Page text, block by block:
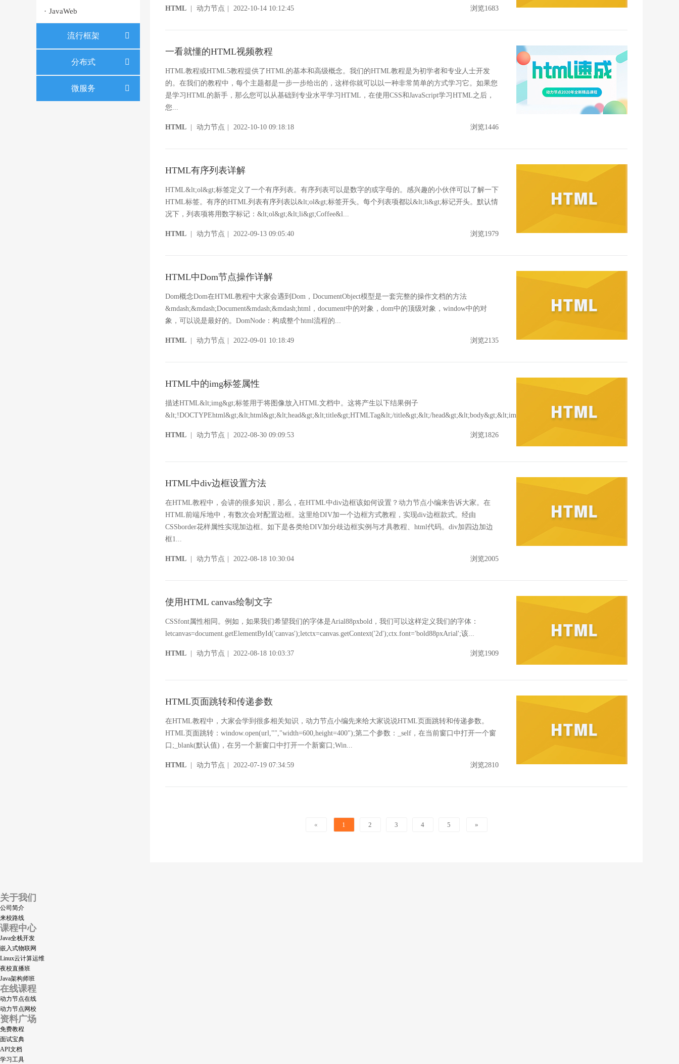
· JavaWeb
流行框架
分布式
微服务
HTML 动力节点 2022-10-14 10:12:45 浏览1683
一看就懂的HTML视频教程
HTML教程或HTML5教程提供了HTML的基本和高级概念。我们的HTML教程是为初学者和专业人士开发
的。在我们的教程中，每个主题都是一步一步给出的，这样你就可以以一种非常简单的方式学习它。如果您
是学习HTML的新手，那么您可以从基础到专业水平学习HTML，在使用CSS和JavaScript学习HTML之后，
您...
HTML 动力节点 2022-10-10 09:18:18 浏览1446
HTML有序列表详解
HTML&lt;ol&gt;标签定义了一个有序列表。有序列表可以是数字的或字母的。感兴趣的小伙伴可以了解一下
HTML标签。有序的HTML列表有序列表以&lt;ol&gt;标签开头。每个列表项都以&lt;li&gt;标记开头。默认情
况下，列表项将用数字标记：&lt;ol&gt;&lt;li&gt;Coffee&l...
HTML 动力节点 2022-09-13 09:05:40 浏览1979
HTML中Dom节点操作详解
Dom概念Dom在HTML教程中大家会遇到Dom，DocumentObject模型是一套完整的操作文档的方法
&mdash;&mdash;Document&mdash;&mdash;html，document中的对象，dom中的顶级对象，window中的对
象，可以说是最好的。DomNode：构成整个html流程的...
HTML 动力节点 2022-09-01 10:18:49 浏览2135
HTML中的img标签属性
描述HTML&lt;img&gt;标签用于将图像放入HTML文档中。这将产生以下结果例子
&lt;!DOCTYPEhtml&gt;&lt;html&gt;&lt;head&gt;&lt;title&gt;HTMLTag&lt;/title&gt;&lt;/head&gt;&lt;body&gt;&lt;imgsr...
HTML 动力节点 2022-08-30 09:09:53 浏览1826
HTML中div边框设置方法
在HTML教程中，会讲的很多知识，那么，在HTML中div边框该如何设置？动力节点小编来告诉大家。在
HTML前端斥地中，有数次会对配置边框。这里给DIV加一个边框方式教程，实现div边框款式。经由
CSSborder花样属性实现加边框。如下是各类给DIV加分歧边框实例与才具教程、html代码。div加四边加边
框1...
HTML 动力节点 2022-08-18 10:30:04 浏览2005
使用HTML canvas绘制文字
CSSfont属性相同。例如，如果我们希望我们的字体是Arial88pxbold，我们可以这样定义我们的字体：
letcanvas=document.getElementById('canvas');letctx=canvas.getContext('2d');ctx.font='bold88pxArial';该...
HTML 动力节点 2022-08-18 10:03:37 浏览1909
HTML页面跳转和传递参数
在HTML教程中，大家会学到很多相关知识，动力节点小编先来给大家说说HTML页面跳转和传递参数。
HTML页面跳转：window.open(url,"","width=600,height=400");第二个参数：_self，在当前窗口中打开一个窗
口;_blank(默认值)，在另一个新窗口中打开一个新窗口;Win...
HTML 动力节点 2022-07-19 07:34:59 浏览2810
« 1 2 3 4 5 »
关于我们
公司简介
来校路线
课程中心
Java全栈开发
嵌入式物联网
Linux云计算运维
夜校直播班
Java架构师班
在线课程
动力节点在线
动力节点网校
资料广场
免费教程
面试宝典
API文档
学习工具